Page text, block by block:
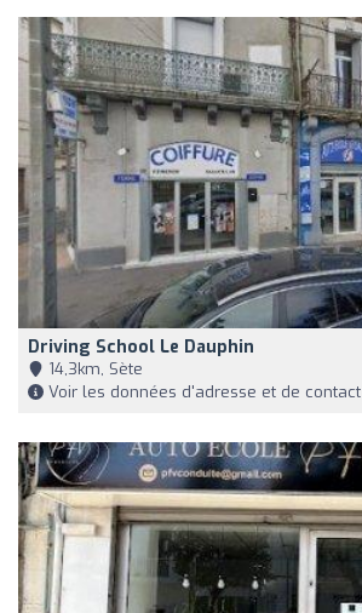
Driving School Le Dauphin
14,3km, Sète
Voir les données d'adresse et de contact